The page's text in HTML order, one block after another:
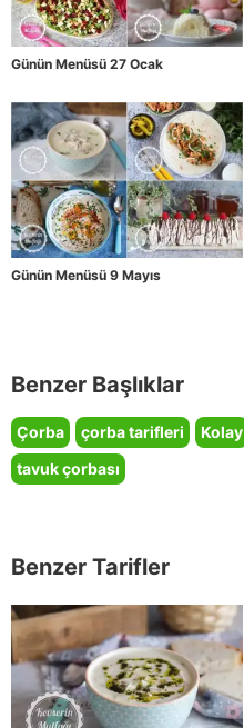
Günün Menüsü 27 Ocak
Günün Menüsü 9 Mayıs
Benzer Başlıklar
Çorba çorba tarifleri Kolay
tavuk çorbası
Benzer Tarifler